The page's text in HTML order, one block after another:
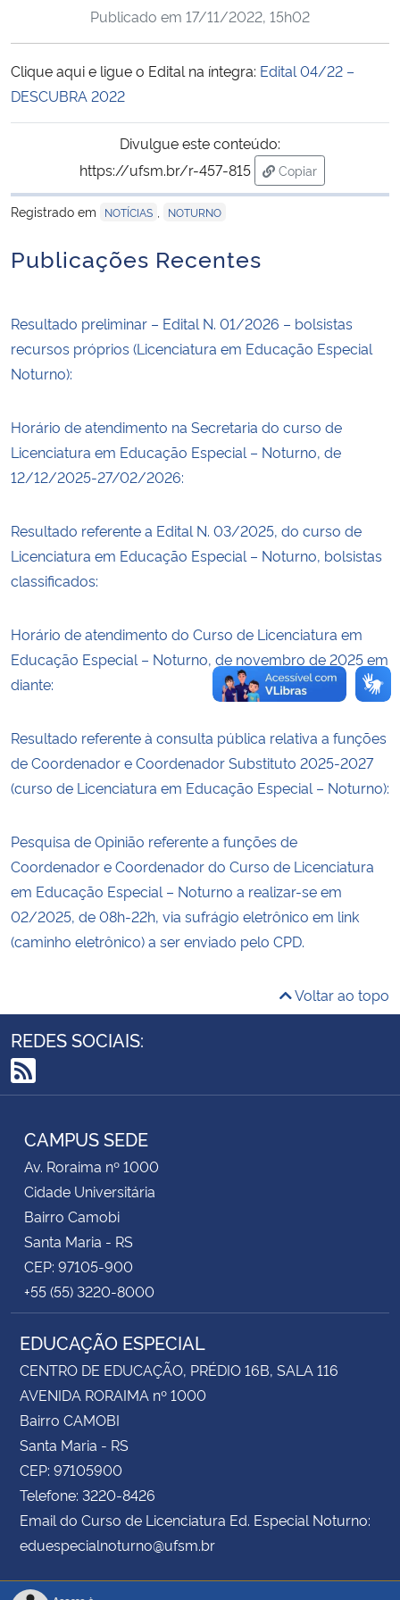
Ministério da Cidadania
Ministério da Ciência, Tecnologia, Inovações e Comunicações
Ministério do Meio Ambiente
Ministério do Turismo
Controladoria-Geral da União
Secretaria de Governo
Gabinete de Segurança Institucional
Advocacia-Geral da União
Banco Central do Brasil
Planalto
Publicado em 17/11/2022, 15h02
Clique aqui e ligue o Edital na íntegra: Edital 04/22 –
DESCUBRA 2022
Divulgue este conteúdo:
https://ufsm.br/r-457-815
Copiar
para área de
Registrado em
NOTÍCIAS NOTURNO
Publicações Recentes
Resultado preliminar – Edital N. 01/2026 – bolsistas
recursos próprios (Licenciatura em Educação Especial
Noturno):
Horário de atendimento na Secretaria do curso de
Licenciatura em Educação Especial – Noturno, de
12/12/2025-27/02/2026:
Resultado referente a Edital N. 03/2025, do curso de
Licenciatura em Educação Especial – Noturno, bolsistas
classificados:
Horário de atendimento do Curso de Licenciatura em
Educação Especial – Noturno, de novembro de 2025 em
diante:
Resultado referente à consulta pública relativa a funções
de Coordenador e Coordenador Substituto 2025-2027
(curso de Licenciatura em Educação Especial – Noturno):
Pesquisa de Opinião referente a funções de
Coordenador e Coordenador do Curso de Licenciatura
em Educação Especial – Noturno a realizar-se em
02/2025, de 08h-22h, via sufrágio eletrônico em link
(caminho eletrônico) a ser enviado pelo CPD.
Voltar ao topo
REDES SOCIAIS:
RSS
CAMPUS SEDE
Av. Roraima nº 1000
Cidade Universitária
Bairro Camobi
Santa Maria - RS
CEP: 97105-900
+55 (55) 3220-8000
EDUCAÇÃO ESPECIAL
CENTRO DE EDUCAÇÃO, PRÉDIO 16B, SALA 116
AVENIDA RORAIMA nº 1000
Bairro CAMOBI
Santa Maria - RS
CEP: 97105900
Telefone: 3220-8426
Email do Curso de Licenciatura Ed. Especial Noturno:
eduespecialnoturno@ufsm.br